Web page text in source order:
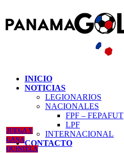
INICIO
NOTICIAS
LEGIONARIOS
NACIONALES
FPF – FEPAFUT
LPF
INTERNACIONAL
CONTACTO
JUEGA Y
GANA
QUINIELA